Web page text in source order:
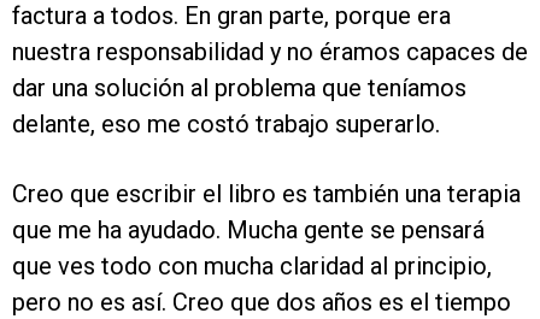
factura a todos. En gran parte, porque era
nuestra responsabilidad y no éramos capaces de
dar una solución al problema que teníamos
delante, eso me costó trabajo superarlo.
Creo que escribir el libro es también una terapia
que me ha ayudado. Mucha gente se pensará
que ves todo con mucha claridad al principio,
pero no es así. Creo que dos años es el tiempo